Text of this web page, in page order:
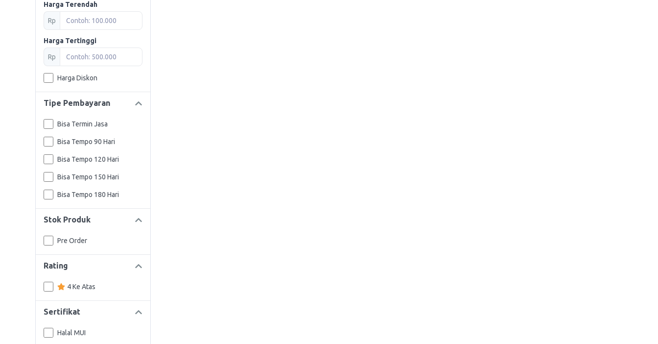
Harga Terendah
Rp
Harga Tertinggi
Rp
Harga Diskon
Tipe Pembayaran
Bisa Termin Jasa
Bisa Tempo 90 Hari
Bisa Tempo 120 Hari
Bisa Tempo 150 Hari
Bisa Tempo 180 Hari
Stok Produk
Pre Order
Rating
4 Ke Atas
Sertifikat
Halal MUI